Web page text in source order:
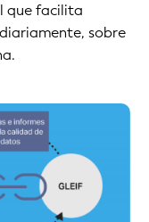
que facilita
sobre